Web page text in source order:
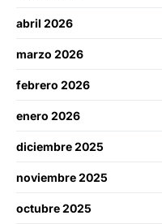
abril 2026
marzo 2026
febrero 2026
enero 2026
diciembre 2025
noviembre 2025
octubre 2025